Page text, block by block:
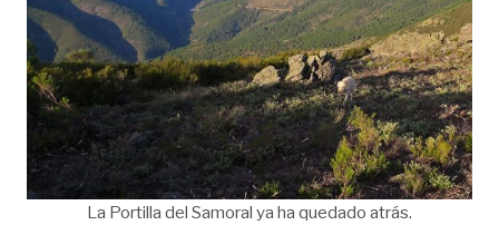
La Portilla del Samoral ya ha quedado atrás.